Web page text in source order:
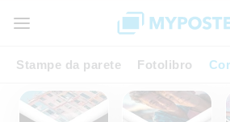
Stampe da parete Fotolibro